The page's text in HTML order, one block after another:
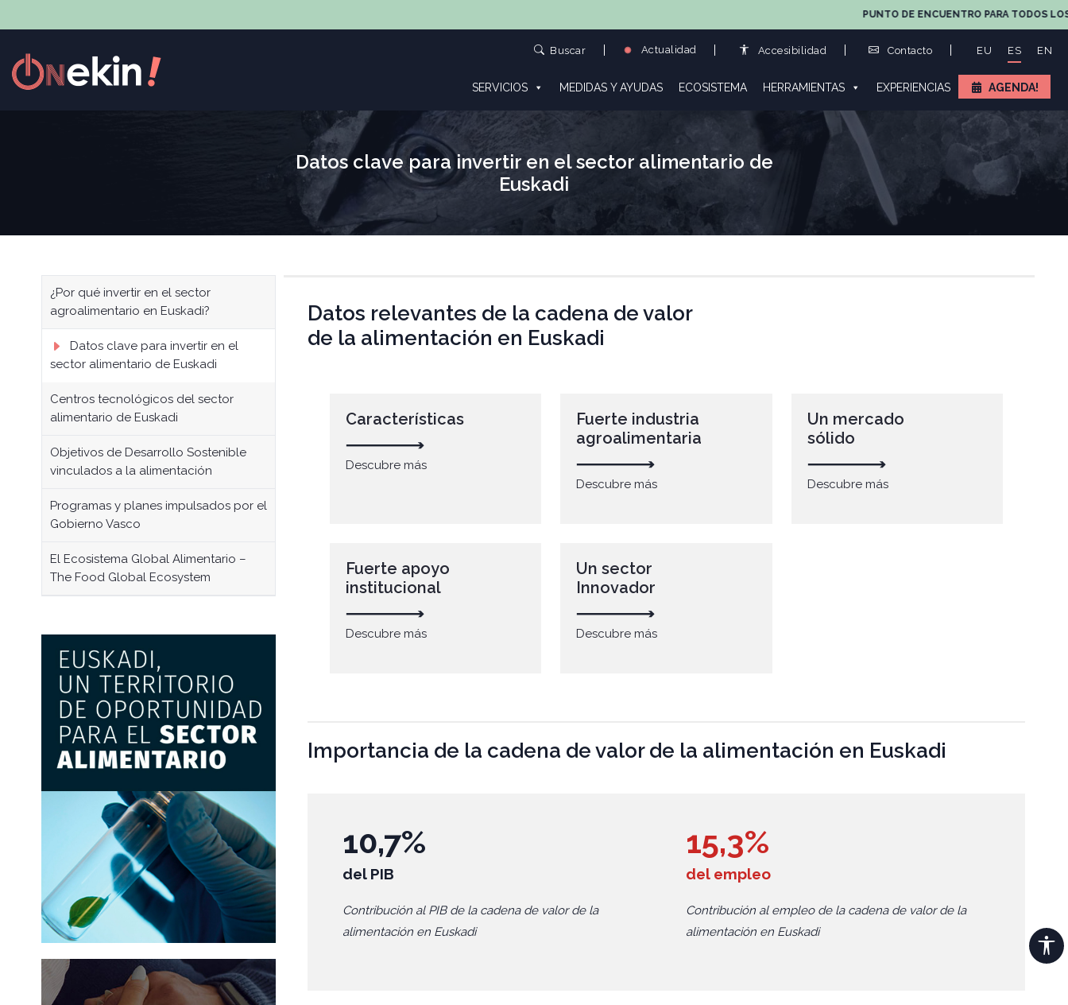
PUNTO DE ENCUENTRO PARA TODOS LOS
Buscar Actualidad Accesibilidad Contacto EU ES EN
SERVICIOS MEDIDAS Y AYUDAS ECOSISTEMA HERRAMIENTAS EXPERIENCIAS AGENDA!
Datos clave para invertir en el sector alimentario de
Euskadi
¿Por qué invertir en el sector
agroalimentario en Euskadi?
Datos clave para invertir en el
sector alimentario de Euskadi
Centros tecnológicos del sector
alimentario de Euskadi
Objetivos de Desarrollo Sostenible
vinculados a la alimentación
Programas y planes impulsados por el
Gobierno Vasco
El Ecosistema Global Alimentario –
The Food Global Ecosystem
Datos relevantes de la cadena de valor
de la alimentación en Euskadi
Características
Descubre más
Fuerte industria
agroalimentaria
Descubre más
Un mercado
sólido
Descubre más
Fuerte apoyo
institucional
Descubre más
Un sector
Innovador
Descubre más
Importancia de la cadena de valor de la alimentación en Euskadi
10,7%
del PIB
Contribución al PIB de la cadena de valor de la
alimentación en Euskadi
15,3%
del empleo
Contribución al empleo de la cadena de valor de la
alimentación en Euskadi